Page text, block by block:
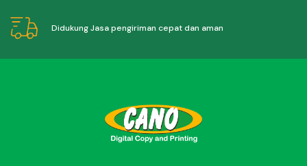
Didukung Jasa pengiriman cepat dan aman